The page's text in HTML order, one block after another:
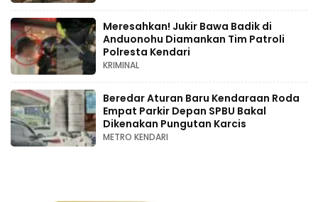
Meresahkan! Jukir Bawa Badik di
Anduonohu Diamankan Tim Patroli
Polresta Kendari
KRIMINAL
Beredar Aturan Baru Kendaraan Roda
Empat Parkir Depan SPBU Bakal
Dikenakan Pungutan Karcis
METRO KENDARI